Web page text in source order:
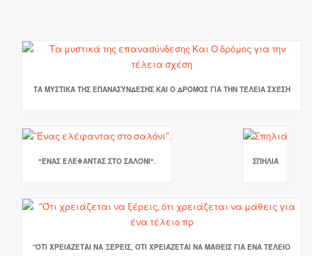
ΤΑ ΜΥΣΤΙΚΆ ΤΗΣ ΕΠΑΝΑΣΎΝΔΕΣΗΣ ΚΑΙ Ο ΔΡΌΜΟΣ ΓΙΑ ΤΗΝ ΤΈΛΕΙΑ ΣΧΈΣΗ
"ΈΝΑΣ ΕΛΈΦΑΝΤΑΣ ΣΤΟ ΣΑΛΌΝΙ". ΣΠΗΛΙΆ
“ΌΤΙ ΧΡΕΙΆΖΕΤΑΙ ΝΑ ΞΈΡΕΙΣ, ΌΤΙ ΧΡΕΙΆΖΕΤΑΙ ΝΑ ΜΆΘΕΙΣ ΓΙΑ ΈΝΑ ΤΈΛΕΙΟ